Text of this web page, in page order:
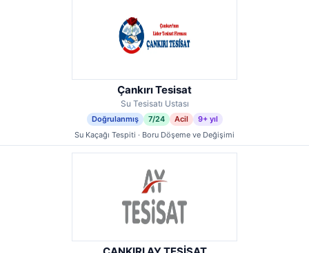
Çankırı Tesisat
Su Tesisatı Ustası
Doğrulanmış 7/24 Acil
9+ yıl
Su Kaçağı Tespiti · Boru Döşeme ve Değişimi